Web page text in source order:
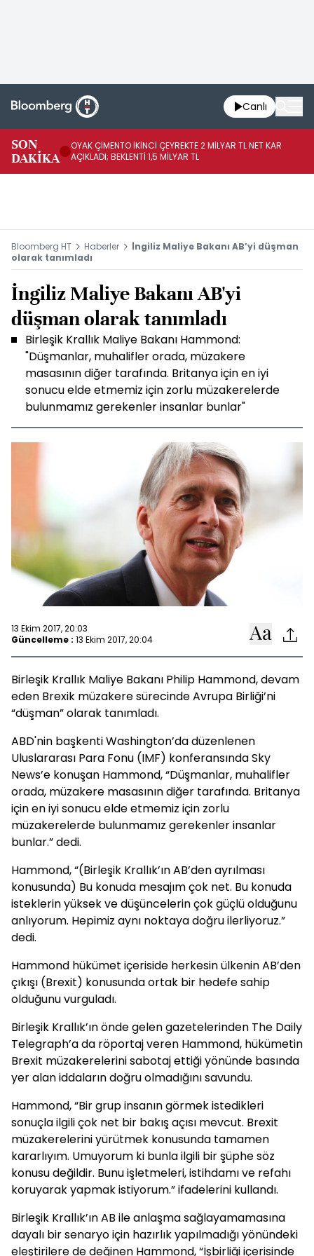
Canlı
SON
DAKİKA
OYAK ÇİMENTO İKİNCİ ÇEYREKTE 2 MİLYAR TL NET KAR
AÇIKLADI; BEKLENTİ 1,5 MİLYAR TL
Bloomberg HT Haberler
İngiliz Maliye Bakanı AB’yi düşman
olarak tanımladı
İngiliz Maliye Bakanı AB'yi
düşman olarak tanımladı
Birleşik Krallık Maliye Bakanı Hammond:
"Düşmanlar, muhalifler orada, müzakere
masasının diğer tarafında. Britanya için en iyi
sonucu elde etmemiz için zorlu müzakerelerde
bulunmamız gerekenler insanlar bunlar"
13 Ekim 2017, 20:03
Güncelleme : 13 Ekim 2017, 20:04
Birleşik Krallık Maliye Bakanı Philip Hammond, devam
eden Brexik müzakere sürecinde Avrupa Birliği’ni
“düşman” olarak tanımladı.
ABD'nin başkenti Washington’da düzenlenen
Uluslararası Para Fonu (IMF) konferansında Sky
News’e konuşan Hammond, “Düşmanlar, muhalifler
orada, müzakere masasının diğer tarafında. Britanya
için en iyi sonucu elde etmemiz için zorlu
müzakerelerde bulunmamız gerekenler insanlar
bunlar.” dedi.
Hammond, “(Birleşik Krallık’ın AB’den ayrılması
konusunda) Bu konuda mesajım çok net. Bu konuda
isteklerin yüksek ve düşüncelerin çok güçlü olduğunu
anlıyorum. Hepimiz aynı noktaya doğru ilerliyoruz.”
dedi.
Hammond hükümet içeriside herkesin ülkenin AB’den
çıkışı (Brexit) konusunda ortak bir hedefe sahip
olduğunu vurguladı.
Birleşik Krallık’ın önde gelen gazetelerinden The Daily
Telegraph’a da röportaj veren Hammond, hükümetin
Brexit müzakerelerini sabotaj ettiği yönünde basında
yer alan iddaların doğru olmadığını savundu.
Hammond, “Bir grup insanın görmek istedikleri
sonuçla ilgili çok net bir bakış açısı mevcut. Brexit
müzakerelerini yürütmek konusunda tamamen
kararlıyım. Umuyorum ki bunla ilgili bir şüphe söz
konusu değildir. Bunu işletmeleri, istihdamı ve refahı
koruyarak yapmak istiyorum.” ifadelerini kullandı.
Birleşik Krallık’ın AB ile anlaşma sağlayamamasına
dayalı bir senaryo için hazırlık yapılmadığı yönündeki
eleştirilere de değinen Hammond, “İşbirliği içerisinde